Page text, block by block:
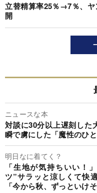
立替精算率25％→7％、
開
ニュースな本
対談に30分以上遅刻した
瞬で虜にした「魔性のひ
明日なに着てく？
「生地が気持ちいい！
ツ”サラッと涼しくて快
「今から秋、ずっといけ